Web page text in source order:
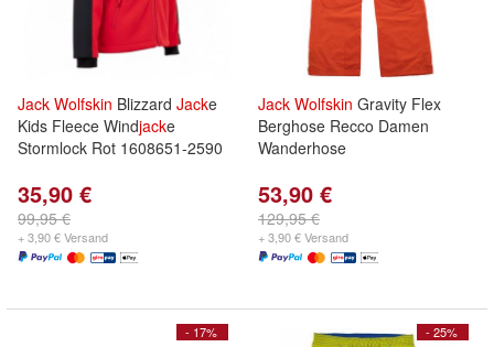
Jack Wolfskin Blizzard Jacke
Kids Fleece Windjacke
Stormlock Rot 1608651-2590
35,90 €
99,95 €
+ 3,90 € Versand
Jack Wolfskin Gravity Flex
Berghose Recco Damen
Wanderhose
53,90 €
129,95 €
+ 3,90 € Versand
- 17% - 25%